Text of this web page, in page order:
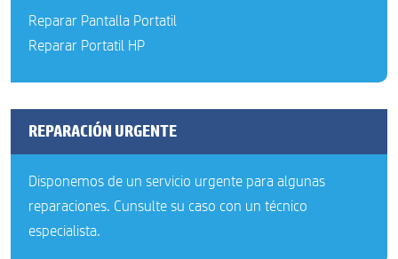
Reparar Pantalla Portatil
Reparar Portatil HP
REPARACIÓN URGENTE
Disponemos de un servicio urgente para algunas
reparaciones. Cunsulte su caso con un técnico
especialista.